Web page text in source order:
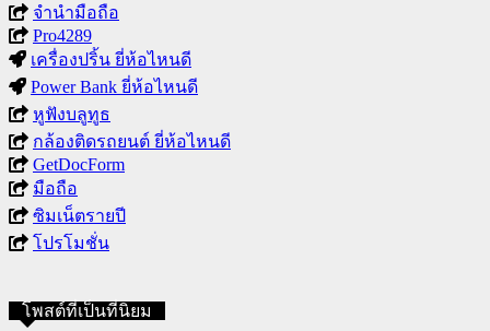
จำนำมือถือ
Pro4289
เครื่องปริ้น ยี่ห้อไหนดี
Power Bank ยี่ห้อไหนดี
หูฟังบลูทูธ
กล้องติดรถยนต์ ยี่ห้อไหนดี
GetDocForm
มือถือ
ซิมเน็ตรายปี
โปรโมชั่น
โพสต์ที่เป็นที่นิยม